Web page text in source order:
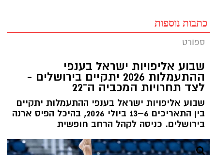
כתבות נוספות
ספורט
שבוע אליפויות ישראל בענפי
ההתעמלות 2026 יתקיים בירושלים -
לצד תחרויות המכביה ה־22
שבוע אליפויות ישראל בענפי ההתעמלות יתקיים
בין התאריכים 6–13 ביולי 2026, בהיכל הפיס ארנה
בירושלים. כניסה לקהל הרחב חופשית